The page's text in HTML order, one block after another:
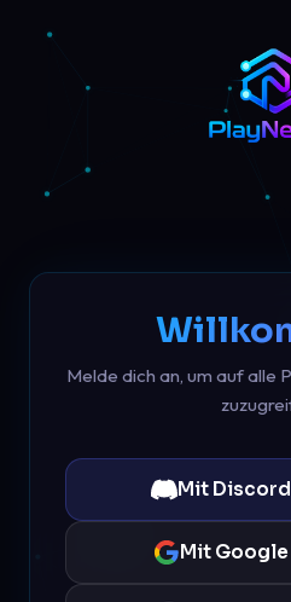
Melde dich an, um auf alle
Mit
Mit